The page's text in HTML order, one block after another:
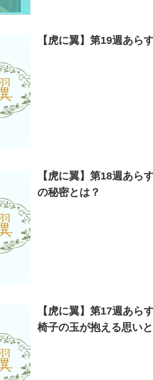
【虎に翼】第19週あら
【虎に翼】第18週あら
の秘密とは？
【虎に翼】第17週あら
椅子の玉が抱える思い